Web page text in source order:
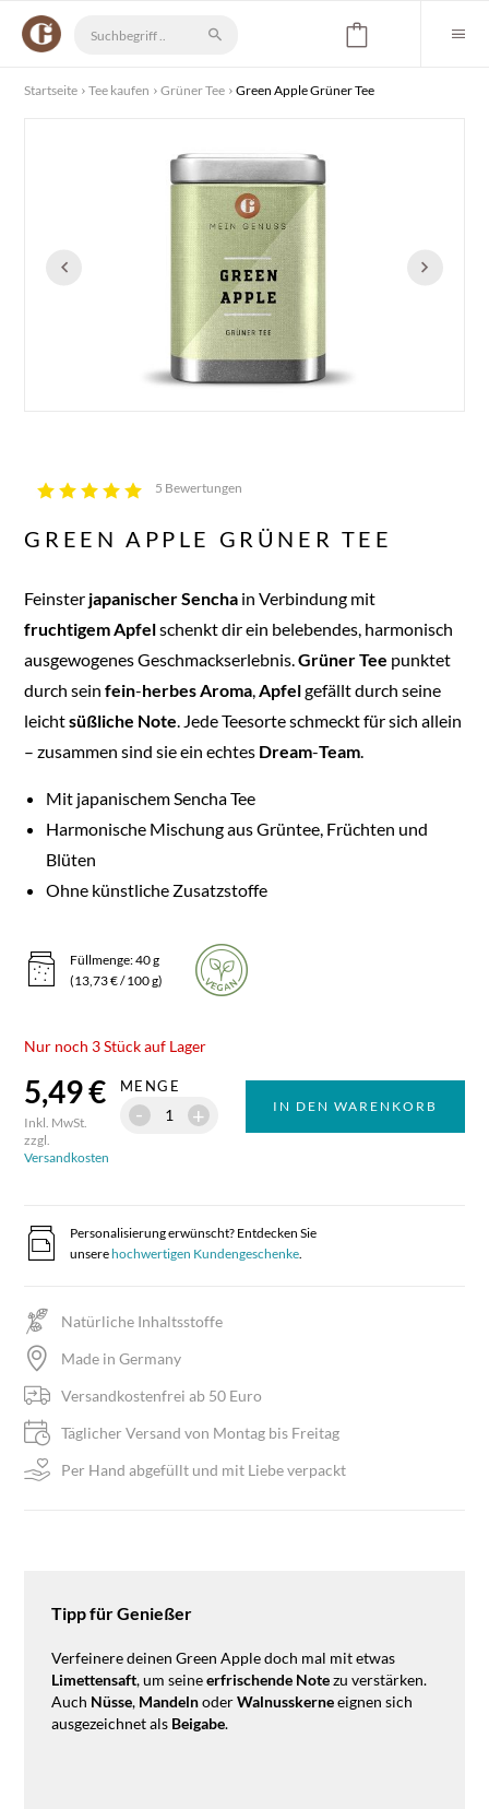
Startseite Tee kaufen Grüner Tee Green Apple Grüner Tee
5 Bewertungen
GREEN APPLE GRÜNER TEE
Feinster japanischerSencha in Verbindung mit
fruchtigemApfelschenkt dir ein belebendes, harmonisch
ausgewogenes Geschmackserlebnis.GrünerTee punktet
durch seinfein-herbesAroma,Apfelgefällt durch seine
leichtsüßliche Note. Jede Teesorte schmeckt für sich allein
– zusammen sind sie ein echtes Dream-Team.
Mit japanischem Sencha Tee
Harmonische Mischung aus Grüntee, Früchten und
Blüten
Ohne künstliche Zusatzstoffe
Füllmenge: 40 g
(13,73 € / 100 g)
Nur noch 3 Stück auf Lager
5,49 €
Inkl. MwSt.
zzgl.
Versandkosten
MENGE
+
- IN DEN WARENKORB
Personalisierung erwünscht? Entdecken Sie
unserehochwertigen Kundengeschenke.
Natürliche Inhaltsstoffe
Made in Germany
Versandkostenfrei ab 50 Euro
Täglicher Versand von Montag bis Freitag
Per Hand abgefüllt und mit Liebe verpackt
Tipp für Genießer
Verfeinere deinen Green Apple doch mal mit etwas
Limettensaft, um seineerfrischende Notezu verstärken.
Auch Nüsse, MandelnoderWalnusskerneeignen sich
ausgezeichnet als Beigabe.